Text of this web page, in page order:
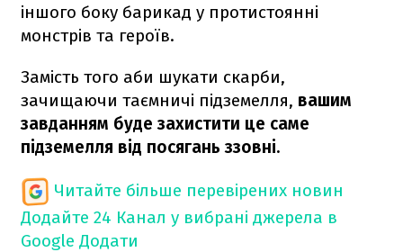
іншого боку барикад у протистоянні
монстрів та героїв.
Замість того аби шукати скарби,
зачищаючи таємничі підземелля, вашим
завданням буде захистити це саме
підземелля від посягань ззовні.
Читайте більше перевірених новин
Додайте 24 Канал у вибрані джерела в
Google Додати